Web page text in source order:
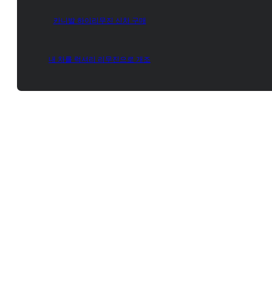
카니발 하이리무진 신차 구매
내 차를 럭셔리 리무진으로 개조